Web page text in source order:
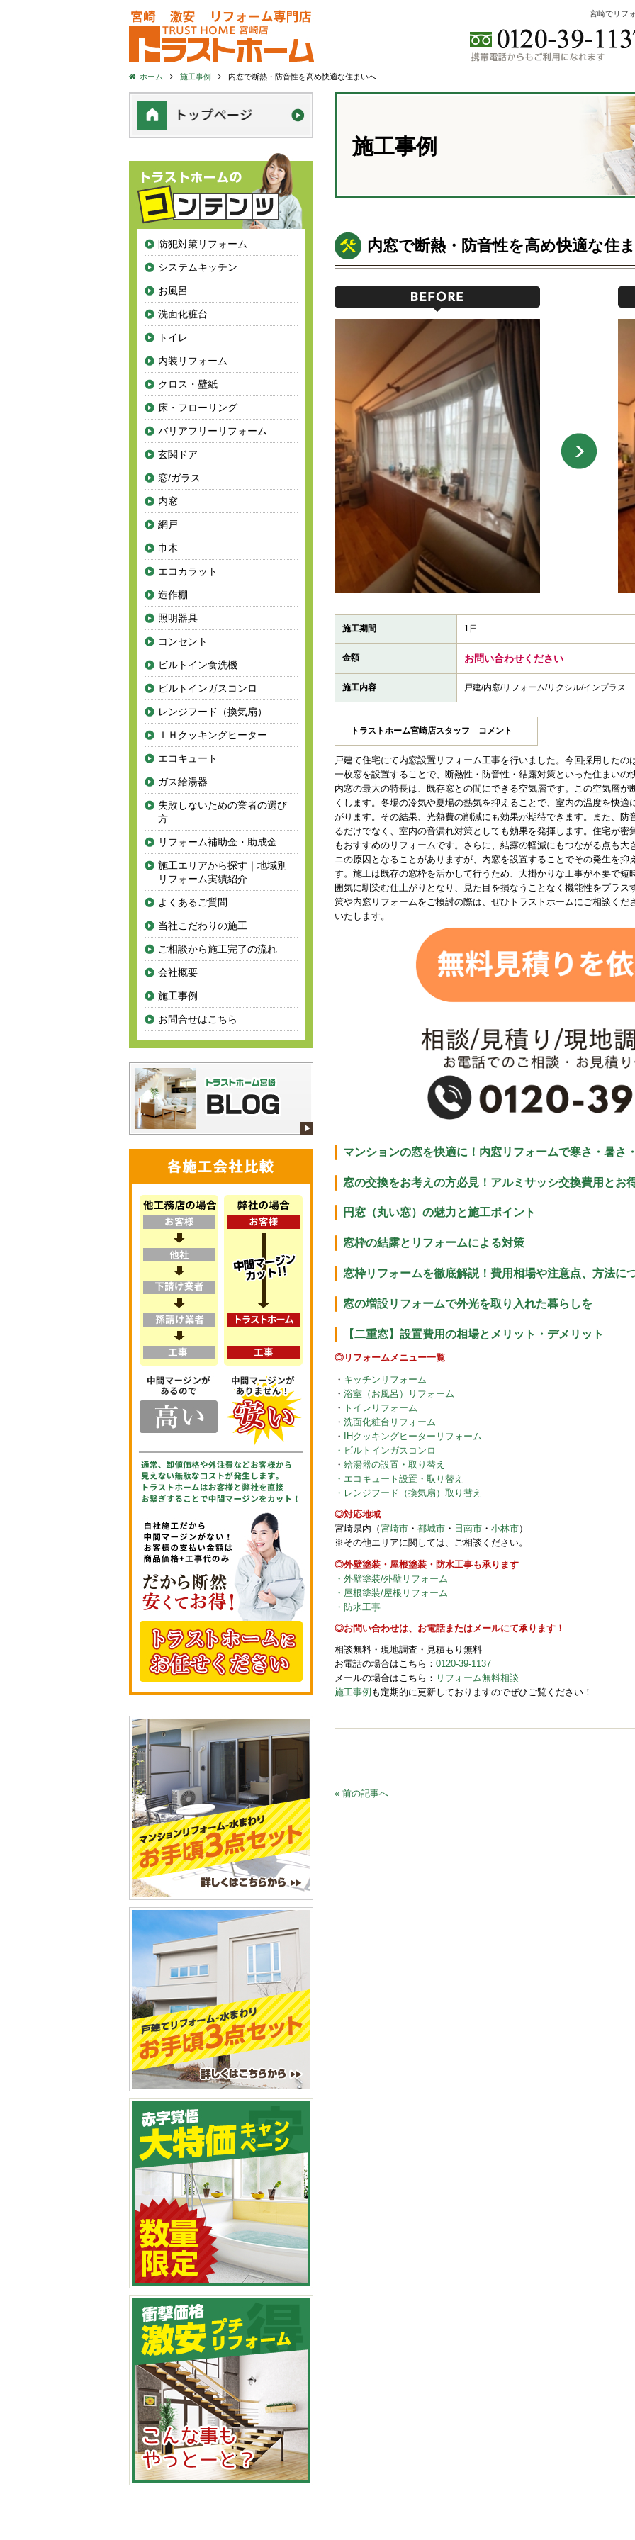
宮崎でリフ
ホーム 施工事例 内窓で断熱・防音性を高め快適な住まいへ
施工事例
内窓で断熱・防音性を高め快適な住
施工期間 1日
金額 お問い合わせください
施工内容 戸建/内窓/リフォーム/リクシル/インプラス
トラストホーム宮崎店スタッフ コメント
戸建て住宅にて内窓設置リフォーム工事を行いました。今回採用した
一枚窓を設置することで、断熱性・防音性・結露対策といった住まい
内窓の最大の特長は、既存窓との間にできる空気層です。この空気層
くします。冬場の冷気や夏場の熱気を抑えることで、室内の温度を快
がります。その結果、光熱費の削減にも効果が期待できます。また、
るだけでなく、室内の音漏れ対策としても効果を発揮します。住宅が
もおすすめのリフォームです。さらに、結露の軽減にもつながる点も
ニの原因となることがありますが、内窓を設置することでその発生を
す。施工は既存の窓枠を活かして行うため、大掛かりな工事が不要で
囲気に馴染む仕上がりとなり、見た目を損なうことなく機能性をプラ
策や内窓リフォームをご検討の際は、ぜひトラストホームにご相談く
いたします。
マンションの窓を快適に！内窓リフォームで寒さ・暑さ
窓の交換をお考えの方必見！アルミサッシ交換費用とお
円窓（丸い窓）の魅力と施工ポイント
窓枠の結露とリフォームによる対策
窓枠リフォームを徹底解説！費用相場や注意点、方法に
窓の増設リフォームで外光を取り入れた暮らしを
【二重窓】設置費用の相場とメリット・デメリット
◎リフォームメニュー一覧
・ キッチンリフォーム
・ 浴室（お風呂）リフォーム
・ トイレリフォーム
・ 洗面化粧台リフォーム
・
IHクッキングヒーターリフォーム
・ビルトインガスコンロ
・ 給湯器の設置・取り替え
・エコキュート設置・取り替え
・レンジフード（換気扇）取り替え
◎対応地域
宮崎県内（宮崎市 ・ 都城市 ・ 日南市 ・ 小林市）
※その他エリアに関しては、ご相談ください。
◎外壁塗装・屋根塗装・防水工事も承ります
・外壁塗装/外壁リフォーム
・屋根塗装/屋根リフォーム
・防水工事
◎お問い合わせは、お電話またはメールにて承ります！
相談無料・現地調査・見積もり無料
お電話の場合はこちら： 0120-39-1137
メールの場合はこちら： リフォーム無料相談
施工事例 も定期的に更新しておりますのでぜひご覧ください！
« 前の記事へ
防犯対策リフォーム
システムキッチン
お風呂
洗面化粧台
トイレ
内装リフォーム
クロス・壁紙
床・フローリング
バリアフリーリフォーム
玄関ドア
窓/ガラス
内窓
網戸
巾木
エコカラット
造作棚
照明器具
コンセント
ビルトイン食洗機
ビルトインガスコンロ
レンジフード（換気扇）
ＩＨクッキングヒーター
エコキュート
ガス給湯器
失敗しないための業者の選び
方
リフォーム補助金・助成金
施工エリアから探す｜地域別
リフォーム実績紹介
よくあるご質問
当社こだわりの施工
ご相談から施工完了の流れ
会社概要
施工事例
お問合せはこちら